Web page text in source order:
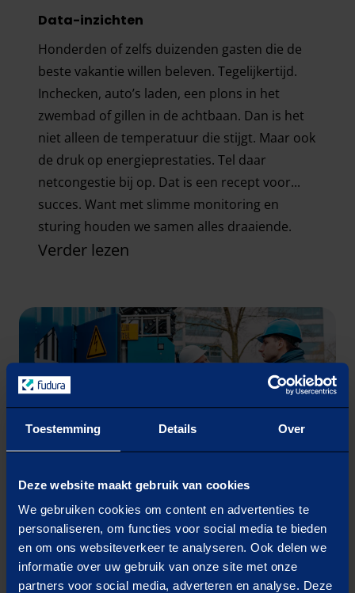
Toestemming Details Over
Deze website maakt gebruik van cookies
We gebruiken cookies om content en advertenties te
personaliseren, om functies voor social media te bieden
en om ons websiteverkeer te analyseren. Ook delen we
informatie over uw gebruik van onze site met onze
partners voor social media, adverteren en analyse. Deze
Data-inzichten
Honderden of zelfs duizenden gasten die de
beste vakantie willen beleven. Tegelijkertijd.
Inchecken, auto’s laden, een plons in het
zwembad of gillen in de achtbaan. Dan is het
niet alleen de temperatuur die stijgt. Maar ook
de druk op energieprestaties. Tel daar
netcongestie bij op. Dat is een recept voor...
succes. Want met slimme monitoring en
sturing houden we samen alles draaiende.
Verder lezen
Power Quality
Een grootverbruikaansluiting die groots
presteert. Zonder uitval, storing of
blindverbruik en onnodige kosten. De kwaliteit